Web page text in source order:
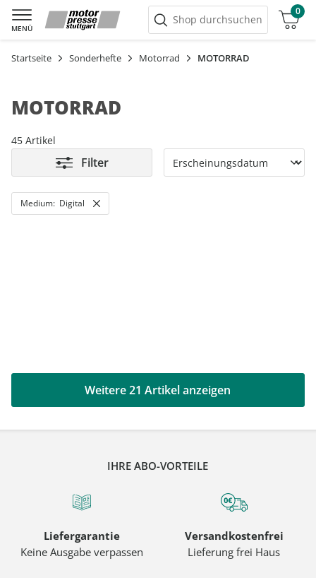
MENÜ
Shop durchsuchen
0
Warenkorb
Startseite Sonderhefte Motorrad MOTORRAD
MOTORRAD
45 Artikel
Filter
Medium: Digital
Weitere 21 Artikel anzeigen
IHRE ABO-VORTEILE
Liefergarantie
Keine Ausgabe verpassen
Versandkostenfrei
Lieferung frei Haus